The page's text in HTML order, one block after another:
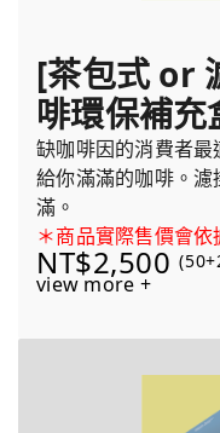
[茶包式 or
啡環保補充
缺咖啡因的消費者最
給你滿滿的咖啡。
滿。
＊商品實際售價會依
NT$2,500
view more +